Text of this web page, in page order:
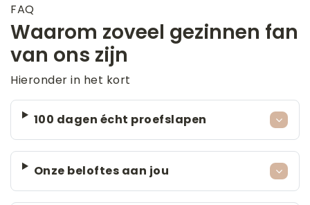
FAQ
Waarom zoveel gezinnen fan
van ons zijn
Hieronder in het kort
100 dagen écht proefslapen
Onze beloftes aan jou